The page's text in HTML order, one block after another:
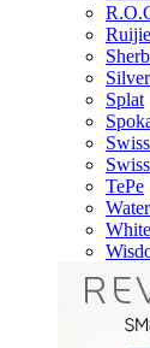
Ruijie
Splat
TePe